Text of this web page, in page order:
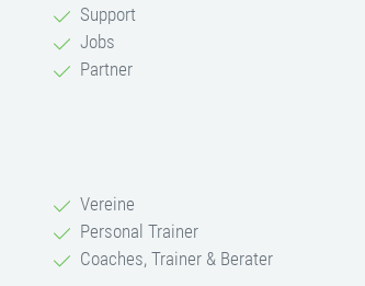
Support
Jobs
Partner
Vereine
Personal Trainer
Coaches, Trainer & Berater